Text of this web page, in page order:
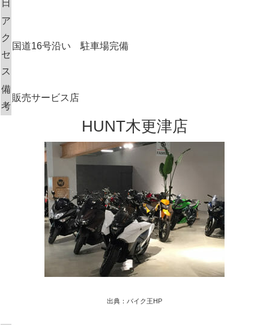
日
ア
ク
セ
ス
国道16号沿い 駐車場完備
備
考
販売サービス店
HUNT木更津店
出典：バイク王HP